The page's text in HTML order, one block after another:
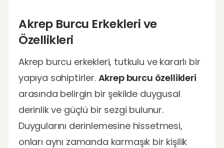
Akrep Burcu Erkekleri ve
Özellikleri
Akrep burcu erkekleri, tutkulu ve kararlı bir
yapıya sahiptirler. Akrep burcu özellikleri
arasında belirgin bir şekilde duygusal
derinlik ve güçlü bir sezgi bulunur.
Duygularını derinlemesine hissetmesi,
onları aynı zamanda karmaşık bir kişilik